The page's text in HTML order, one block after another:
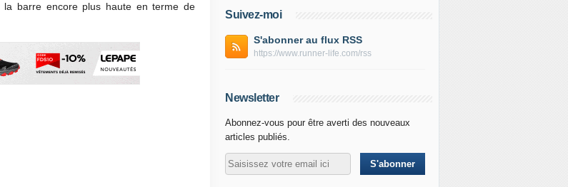
barre encore plus haute en terme de
Suivez-moi
S'abonner au flux RSS
https://www.runner-life.com/rss
Newsletter
Abonnez-vous pour être averti des nouveaux
articles publiés.